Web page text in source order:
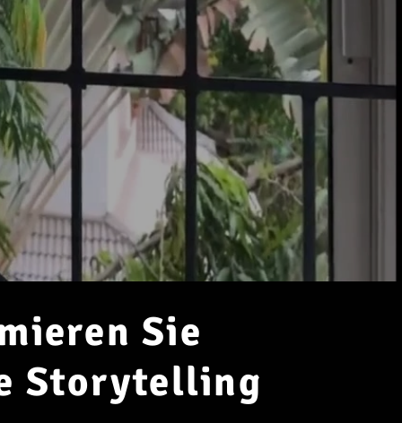
Sie
Storytelling